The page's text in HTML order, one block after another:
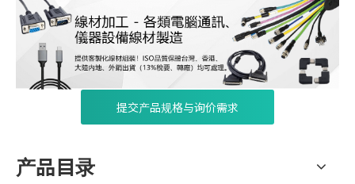
提交产品规格与询价需求
产品目录